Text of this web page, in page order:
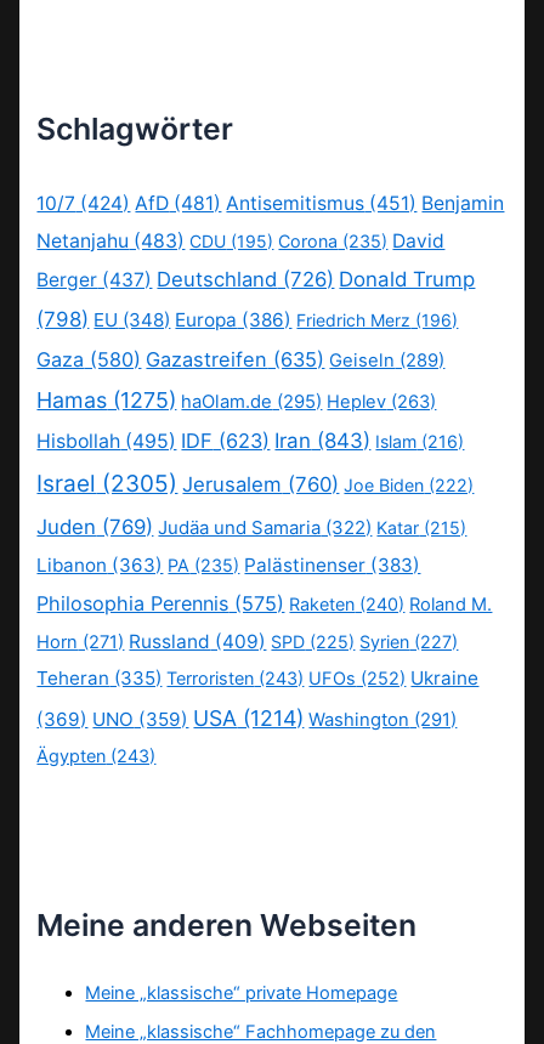
Schlagwörter
10/7 (424) AfD (481) Antisemitismus (451) Benjamin
Netanjahu (483) CDU (195) Corona (235) David
Berger (437) Deutschland (726) Donald Trump
(798) EU (348) Europa (386) Friedrich Merz (196)
Gaza (580) Gazastreifen (635) Geiseln (289)
Hamas (1275) haOlam.de (295) Heplev (263)
Hisbollah (495) IDF (623) Iran (843) Islam (216)
Israel (2305) Jerusalem (760) Joe Biden (222)
Juden (769) Judäa und Samaria (322) Katar (215)
Libanon (363) PA (235) Palästinenser (383)
Philosophia Perennis (575) Raketen (240) Roland M.
Horn (271) Russland (409) SPD (225) Syrien (227)
Teheran (335) Terroristen (243) UFOs (252) Ukraine
(369) UNO (359) USA (1214) Washington (291)
Ägypten (243)
Meine anderen Webseiten
Meine „klassische“ private Homepage
Meine „klassische“ Fachhomepage zu den